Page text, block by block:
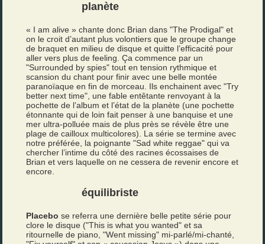
planète
« I am alive » chante donc Brian dans "The Prodigal" et
on le croit d’autant plus volontiers que le groupe change
de braquet en milieu de disque et quitte l’efficacité pour
aller vers plus de feeling. Ça commence par un
"Surrounded by spies" tout en tension rythmique et
scansion du chant pour finir avec une belle montée
paranoïaque en fin de morceau. Ils enchainent avec "Try
better next time", une fable entêtante renvoyant à la
pochette de l’album et l’état de la planète (une pochette
étonnante qui de loin fait penser à une banquise et une
mer ultra-polluée mais de plus près se révèle être une
plage de cailloux multicolores). La série se termine avec
notre préférée, la poignante "Sad white reggae" qui va
chercher l’intime du côté des racines écossaises de
Brian et vers laquelle on ne cessera de revenir encore et
encore.
équilibriste
Placebo se referra une dernière belle petite série pour
clore le disque ("This is what you wanted" et sa
ritournelle de piano, "Went missing" mi-parlé/mi-chanté,